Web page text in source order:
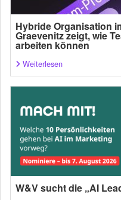
Hybride Organisation
Graevenitz zeigt, wie
arbeiten können
Weiterlesen
W&V sucht die „AI